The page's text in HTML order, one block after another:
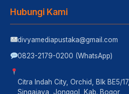
Hubungi Kami
divyamediapustaka@gmail.com
0823-2179-0200 (WhatsApp)
Citra Indah City, Orchid, Blk BE5/17,
Singajaya, Jonggol, Kab. Bogor,